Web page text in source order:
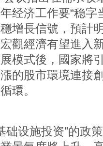
经济工作要“稳字
增長信號，預計
觀經濟有望進入
模式後，國家將
的股市環境連接
環。
础设施投资”的政